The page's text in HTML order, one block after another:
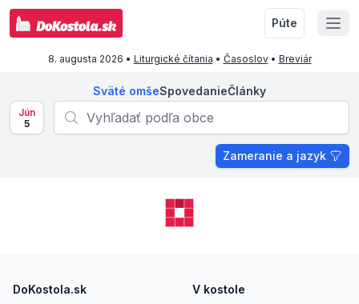
Púte
8. augusta 2026 • Liturgické čítania • Časoslov• Breviár
Sväté omšeSpovedanieČlánky
Jún
5
Zameranie a jazyk
DoKostola.sk V kostole